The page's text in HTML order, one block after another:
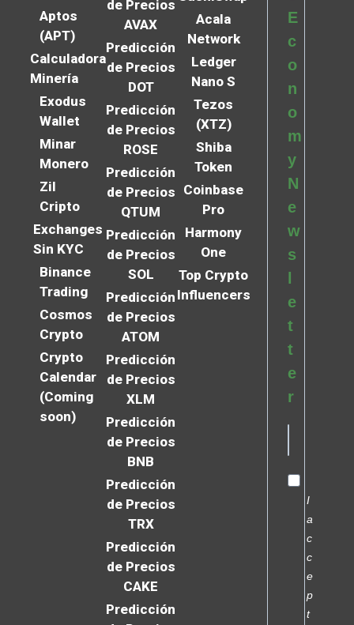
Aptos
(APT)
Calculadora
Minería
Exodus
Wallet
Minar
Monero
Zil
Cripto
Exchanges
Sin KYC
Binance
Trading
Cosmos
Crypto
Crypto
Calendar
(Coming
soon)
de Precios
AVAX
Predicción
de Precios
DOT
Predicción
de Precios
ROSE
Predicción
de Precios
QTUM
Predicción
de Precios
SOL
Predicción
de Precios
ATOM
Predicción
de Precios
XLM
Predicción
de Precios
BNB
Predicción
de Precios
TRX
Predicción
de Precios
CAKE
Predicción
Acala
Network
Ledger
Nano S
Tezos
(XTZ)
Shiba
Token
Coinbase
Pro
Harmony
One
Top Crypto
Influencers
E
c
o
n
o
m
y
N
e
w
s
e
t
t
e
r
I
a
c
c
e
p
t